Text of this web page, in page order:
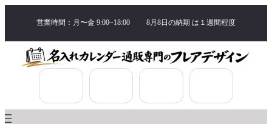
営業時間：月〜金 9:00~18:00 8月8日の納期 は １週間程度